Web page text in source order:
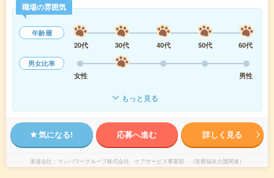
職場の雰囲気
年齢層
20代
30代 40代 50代
60代
男女比率
女性
男性
もっと見る
気になる! 応募へ進む 詳しく見る
派遣会社 マンパワーグループ株式会社 ケアサービス事業部 （医療福祉介護関連）